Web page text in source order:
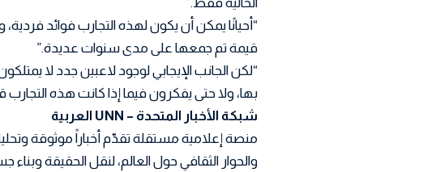
“أحيانًا يمكن أن يكون لهذه التجارب فوائد
قيمة تم جمعها على مدى سنوات عديدة.”
“لكن الجانب الإيجابي لوجود لاعبين جدد لا
بها، ولا حتى يفكرون فيما إذا كانت هذه التجارب
شبكة الأخبار المتحدة – UNN العربية
منصة إعلامية مستقلة تقدّم أخباراً موثوقة
والحوار الثقافي حول العالم، لنقل الحقيقة